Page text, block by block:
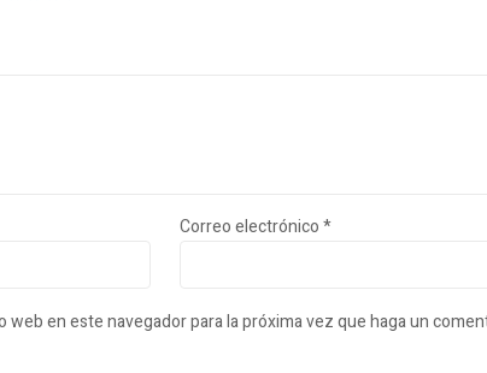
Correo electrónico*
en este navegador para la próxima vez que haga un